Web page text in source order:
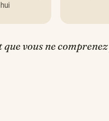
que vous ne